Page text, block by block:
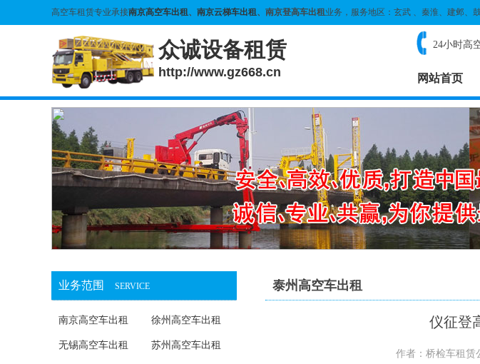
高空车租赁专业承接南京高空车出租、 南京云梯车出租、南京登高车出租业务，服务地区：玄武 、秦淮、建邺、
众诚设备租赁
http://www.gz668.cn
24小时高
网站首页
业务范围 SERVICE
南京高空车出租 徐州高空车出租
无锡高空车出租 苏州高空车出租
泰州高空车出租
仪征登
作者：桥检车租